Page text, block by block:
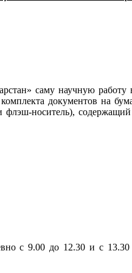
саму научную работу
документов на
носитель),
с 9.00 до 12.30 и с